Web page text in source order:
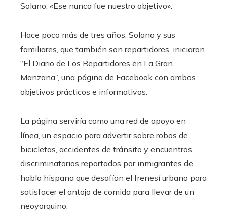
Solano. «Ese nunca fue nuestro objetivo».
Hace poco más de tres años, Solano y sus
familiares, que también son repartidores, iniciaron
“El Diario de Los Repartidores en La Gran
Manzana”, una página de Facebook con ambos
objetivos prácticos e informativos.
La página serviría como una red de apoyo en
línea, un espacio para advertir sobre robos de
bicicletas, accidentes de tránsito y encuentros
discriminatorios reportados por inmigrantes de
habla hispana que desafían el frenesí urbano para
satisfacer el antojo de comida para llevar de un
neoyorquino.